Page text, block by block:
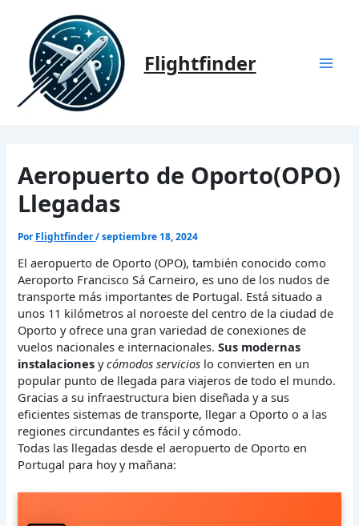
contenido
Flightfinder
Aeropuerto de Oporto(OPO)
Llegadas
Por Flightfinder/septiembre 18, 2024
El aeropuerto de Oporto (OPO), también conocido como
Aeroporto Francisco Sá Carneiro, es uno de los nudos de
transporte más importantes de Portugal. Está situado a
unos 11 kilómetros al noroeste del centro de la ciudad de
Oporto y ofrece una gran variedad de conexiones de
vuelos nacionales e internacionales.Sus modernas
instalaciones ycómodos servicios lo convierten en un
popular punto de llegada para viajeros de todo el mundo.
Gracias a su infraestructura bien diseñada y a sus
eficientes sistemas de transporte, llegar a Oporto o a las
regiones circundantes es fácil y cómodo.
Todas las llegadas desde el aeropuerto de Oporto en
Portugal para hoy y mañana: